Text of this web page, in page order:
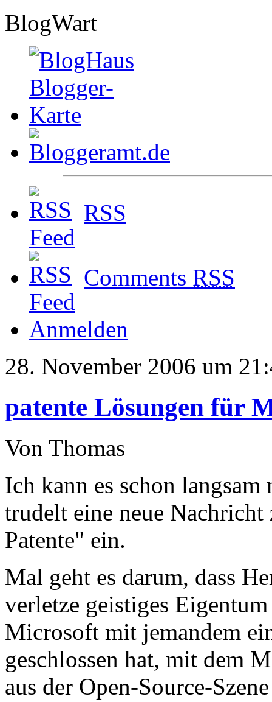
BlogWart
RSS
Comments RSS
Anmelden
28. November 2006 um
patente Lösungen für
Von Thomas
Ich kann es schon
trudelt eine neue
Patente" ein.
Mal geht es darum, dass
verletze geistiges
Microsoft mit jemandem
geschlossen hat, mit dem
aus der Open-Source-